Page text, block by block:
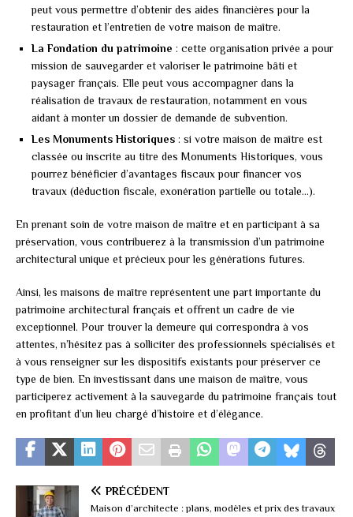
peut vous permettre d’obtenir des aides financières pour la
restauration et l’entretien de votre maison de maître.
La Fondation du patrimoine : cette organisation privée a pour
mission de sauvegarder et valoriser le patrimoine bâti et
paysager français. Elle peut vous accompagner dans la
réalisation de travaux de restauration, notamment en vous
aidant à monter un dossier de demande de subvention.
Les Monuments Historiques : si votre maison de maître est
classée ou inscrite au titre des Monuments Historiques, vous
pourrez bénéficier d’avantages fiscaux pour financer vos
travaux (déduction fiscale, exonération partielle ou totale…).
En prenant soin de votre maison de maître et en participant à sa
préservation, vous contribuerez à la transmission d’un patrimoine
architectural unique et précieux pour les générations futures.
Ainsi, les maisons de maître représentent une part importante du
patrimoine architectural français et offrent un cadre de vie
exceptionnel. Pour trouver la demeure qui correspondra à vos
attentes, n’hésitez pas à solliciter des professionnels spécialisés et
à vous renseigner sur les dispositifs existants pour préserver ce
type de bien. En investissant dans une maison de maître, vous
participerez activement à la sauvegarde du patrimoine français tout
en profitant d’un lieu chargé d’histoire et d’élégance.
PRÉCÉDENT
Maison d’architecte : plans, modèles et prix des travaux